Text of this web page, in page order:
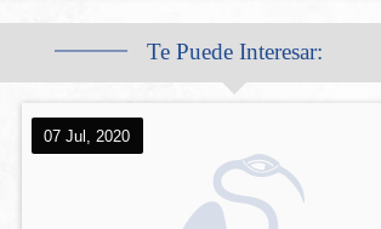
Te Puede Interesar:
07 Jul, 2020